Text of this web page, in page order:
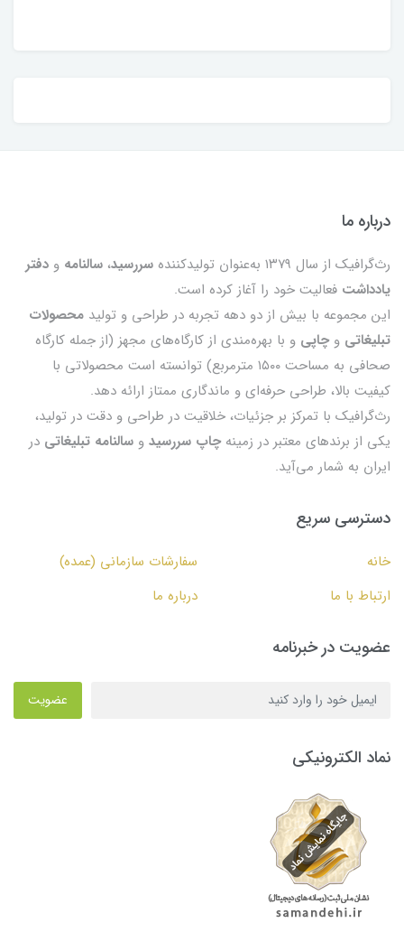
درباره ما
رث‌گرافیک از سال ۱۳۷۹ به‌عنوان تولیدکننده سررسید، سالنامه و دفتر
یادداشت فعالیت خود را آغاز کرده است.
این مجموعه با بیش از دو دهه تجربه در طراحی و تولید محصولات
تبلیغاتی وچاپی و با بهره‌مندی از کارگاه‌های مجهز (از جمله کارگاه
صحافی به مساحت ۱۵۰۰ مترمربع) توانسته است محصولاتی با
کیفیت بالا، طراحی حرفه‌ای و ماندگاری ممتاز ارائه دهد.
رث‌گرافیک با تمرکز بر جزئیات، خلاقیت در طراحی و دقت در تولید،
یکی از برندهای معتبر در زمینهچاپ سررسید و سالنامه تبلیغاتی در
ایران به شمار می‌آید.
دسترسی سریع
خانه
سفارشات سازمانی (عمده)
ارتباط با ما
درباره ما
عضویت در خبرنامه
عضویت
نماد الکترونیکی